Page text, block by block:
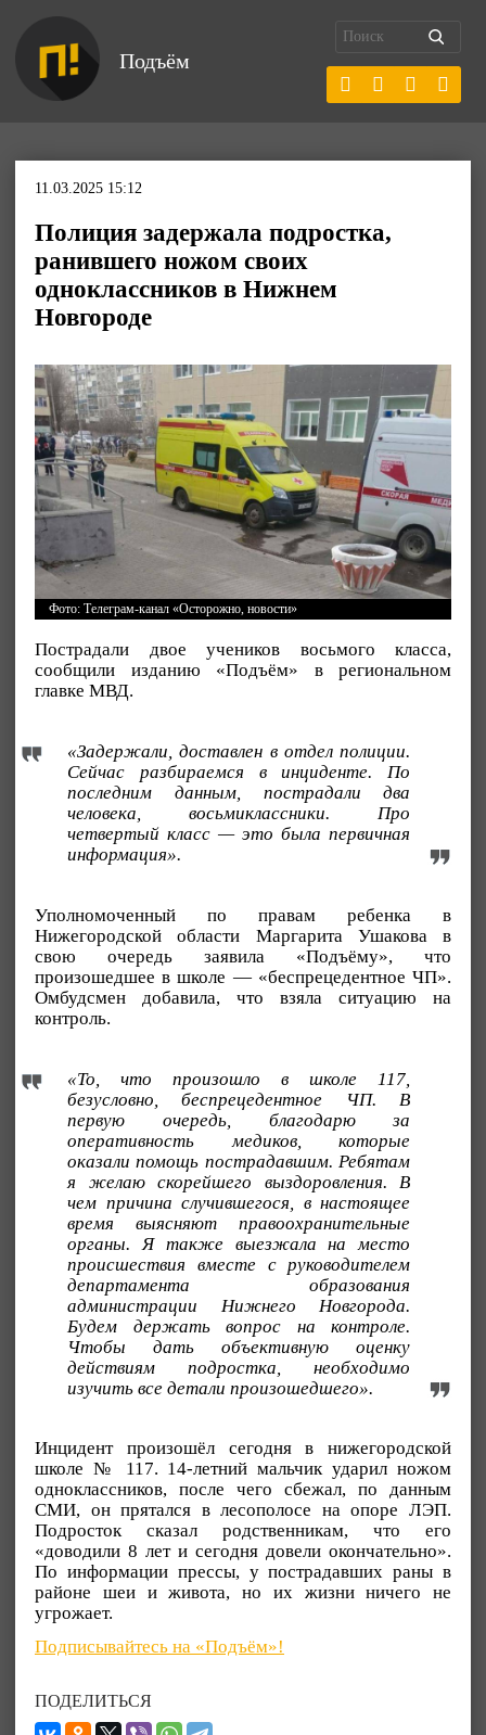
Подъём
11.03.2025 15:12
Полиция задержала подростка,
ранившего ножом своих
одноклассников в Нижнем
Новгороде
Фото: Телеграм-канал «Осторожно, новости»
Пострадали двое учеников восьмого класса,
сообщили изданию «Подъём» в региональном
главке МВД.
«Задержали, доставлен в отдел полиции.
Сейчас разбираемся в инциденте. По
последним данным, пострадали два
человека, восьмиклассники. Про
четвертый класс — это была первичная
информация».
Уполномоченный по правам ребенка в
Нижегородской области Маргарита Ушакова в
свою очередь заявила «Подъёму», что
произошедшее в школе — «беспрецедентное ЧП».
Омбудсмен добавила, что взяла ситуацию на
контроль.
«То, что произошло в школе 117,
безусловно, беспрецедентное ЧП. В
первую очередь, благодарю за
оперативность медиков, которые
оказали помощь пострадавшим. Ребятам
я желаю скорейшего выздоровления. В
чем причина случившегося, в настоящее
время выясняют правоохранительные
органы. Я также выезжала на место
происшествия вместе с руководителем
департамента образования
администрации Нижнего Новгорода.
Будем держать вопрос на контроле.
Чтобы дать объективную оценку
действиям подростка, необходимо
изучить все детали произошедшего».
Инцидент произошёл сегодня в нижегородской
школе № 117. 14-летний мальчик ударил ножом
одноклассников, после чего сбежал, по данным
СМИ, он прятался в лесополосе на опоре ЛЭП.
Подросток сказал родственникам, что его
«доводили 8 лет и сегодня довели окончательно».
По информации прессы, у пострадавших раны в
районе шеи и живота, но их жизни ничего не
угрожает.
Подписывайтесь на «Подъём»!
ПОДЕЛИТЬСЯ